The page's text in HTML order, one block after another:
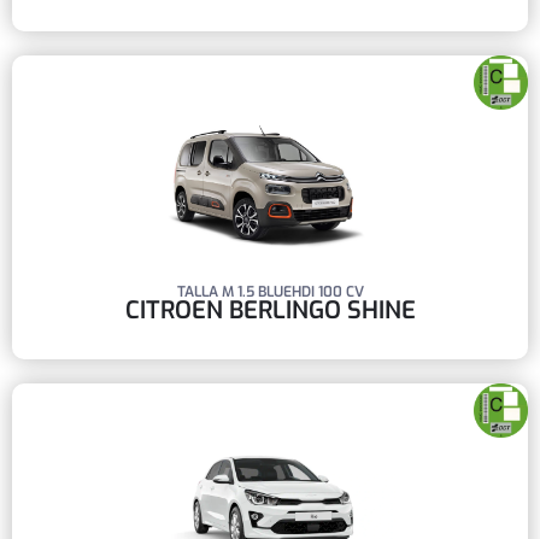
TALLA M 1.5 BLUEHDI 100 CV
CITROEN BERLINGO SHINE